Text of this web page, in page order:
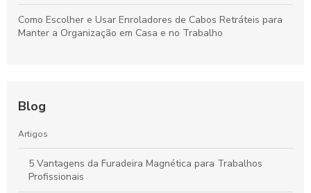
Como Escolher e Usar Enroladores de Cabos Retráteis para
Manter a Organização em Casa e no Trabalho
Blog
Artigos
5 Vantagens da Furadeira Magnética para Trabalhos
Profissionais